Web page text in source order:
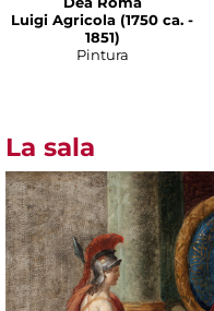
Luigi Agricola (1750 ca. -
1851)
Pintura
La sala